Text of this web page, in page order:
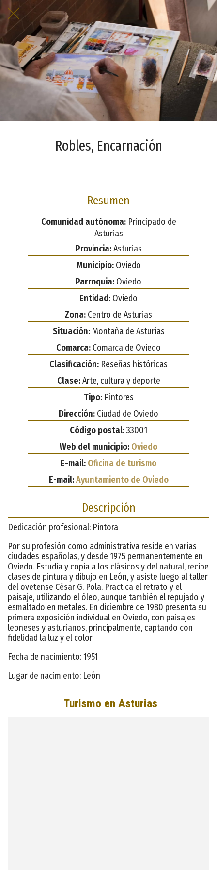
Robles, Encarnación
Resumen
Comunidad autónoma:Principado de
Asturias
Provincia:Asturias
Municipio:Oviedo
Parroquia: Oviedo
Entidad: Oviedo
Zona: Centro de Asturias
Situación:Montaña de Asturias
Comarca: Comarca de Oviedo
Clasificación: Reseñas históricas
Clase:Arte, cultura y deporte
Tipo:Pintores
Dirección: Ciudad de Oviedo
Código postal:33001
Web del municipio: Oviedo
E-mail: Oficina de turismo
E-mail:Ayuntamiento de Oviedo
Descripción
Dedicación profesional: Pintora
Por su profesión como administrativa reside en varias
ciudades españolas, y desde 1975 permanentemente en
Oviedo. Estudia y copia a los clásicos y del natural, recibe
clases de pintura y dibujo en León, y asiste luego al taller
del ovetense César G. Pola. Practica el retrato y el
paisaje, utilizando el óleo, aunque también el repujado y
esmaltado en metales. En diciembre de 1980 presenta su
primera exposición individual en Oviedo, con paisajes
leoneses y asturianos, principalmente, captando con
fidelidad la luz y el color.
Fecha de nacimiento: 1951
Lugar de nacimiento: León